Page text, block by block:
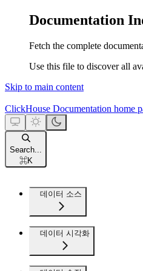
Documentation
Fetch the complete
Use this file to discover all
Skip to main content
ClickHouse Documentation home
Search...
⌘K
데이터 소스
데이터 시각화